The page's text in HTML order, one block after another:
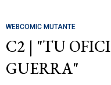
WEBCOMIC MUTANTE
C2 | "TU
GUERRA"